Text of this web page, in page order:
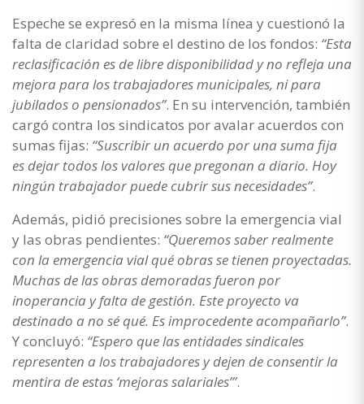
Espeche se expresó en la misma línea y cuestionó la
falta de claridad sobre el destino de los fondos: “Esta
reclasificación es de libre disponibilidad y no refleja una
mejora para los trabajadores municipales, ni para
jubilados o pensionados”. En su intervención, también
cargó contra los sindicatos por avalar acuerdos con
sumas fijas: “Suscribir un acuerdo por una suma fija
es dejar todos los valores que pregonan a diario. Hoy
ningún trabajador puede cubrir sus necesidades”.
Además, pidió precisiones sobre la emergencia vial
y las obras pendientes: “Queremos saber realmente
con la emergencia vial qué obras se tienen proyectadas.
Muchas de las obras demoradas fueron por
inoperancia y falta de gestión. Este proyecto va
destinado a no sé qué. Es improcedente acompañarlo”.
Y concluyó: “Espero que las entidades sindicales
representen a los trabajadores y dejen de consentir la
mentira de estas ‘mejoras salariales’”.